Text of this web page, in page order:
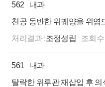
562
내과
천공 동반한 위궤양을 위염
처리결과 :조정성립 조회수
561
내과